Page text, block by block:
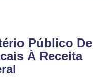
Público De
À Receita